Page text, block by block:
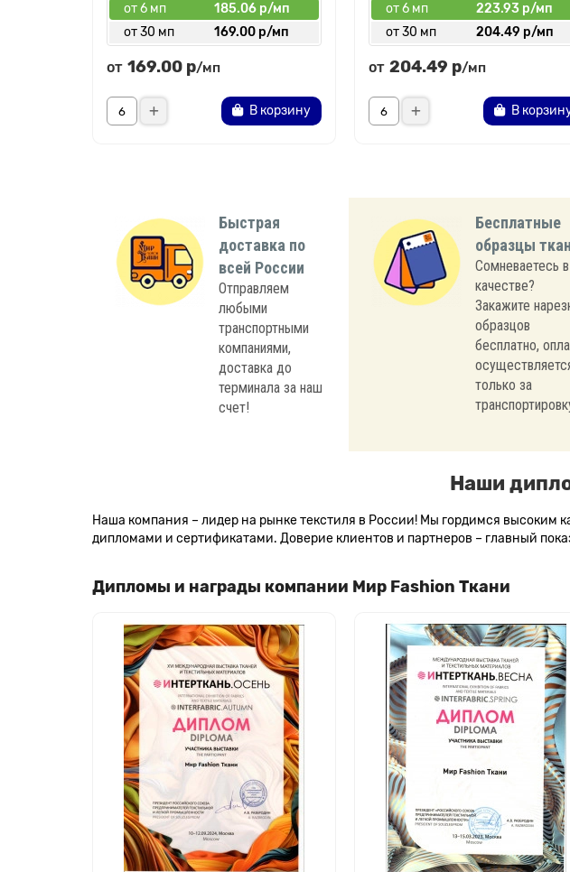
от 6 мп
185.06 р/мп
от 30 мп
169.00 р/мп
от 169.00 р/мп
В корзину
от 6 мп
223.93 р/мп
от 30 мп
204.49 р/мп
от 204.49 р/мп
В
Быстрая
доставка по
всей России
Отправляем
любыми
транспортными
компаниями,
доставка до
терминала за наш
счет!
Бесплатные
образцы
Сомневаетесь в
качестве?
Закажите
образцов
бесплатно,
только за
Наши
Наша компания – лидер на рынке текстиля в России! Мы гордимся
дипломами и сертификатами. Доверие клиентов и партнеров – главный
Дипломы и награды компании Мир Fashion Ткани